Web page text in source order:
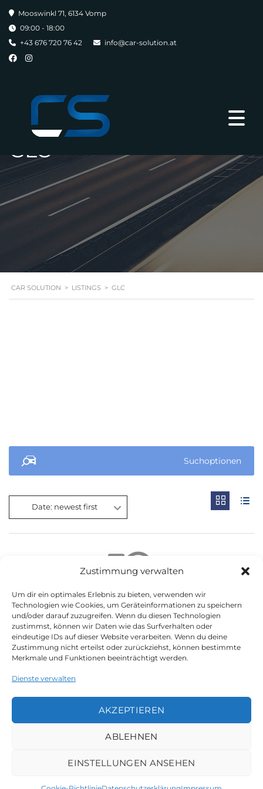
Zustimmung verwalten
Um dir ein optimales Erlebnis zu bieten, verwenden wir
Technologien wie Cookies, um Geräteinformationen zu speichern
und/oder darauf zuzugreifen. Wenn du diesen Technologien
zustimmst, können wir Daten wie das Surfverhalten oder
eindeutige IDs auf dieser Website verarbeiten. Wenn du deine
Zustimmung nicht erteilst oder zurückziehst, können bestimmte
Merkmale und Funktionen beeinträchtigt werden.
Dienste verwalten
AKZEPTIEREN
ABLEHNEN
EINSTELLUNGEN ANSEHEN
Mooswinkl 71, 6134 Vomp
09:00 - 18:00
+43 676 720 76 42
info@car-solution.at
GLC
CAR SOLUTION > LISTINGS > GLC
Suchoptionen
Date: newest first
Not found any vehicle based on your filter
Try another filter, location or keywords
Reset filters
LEGAL